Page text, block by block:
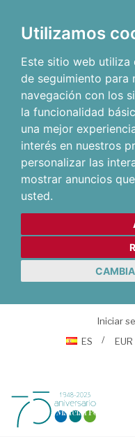
Utilizamos
Este sitio web
de seguimiento para
navegación con los
la funcionalidad
una mejor
interés en nuestros
personalizar las
mostrar anuncios
usted.
Iniciar
ES
EUR